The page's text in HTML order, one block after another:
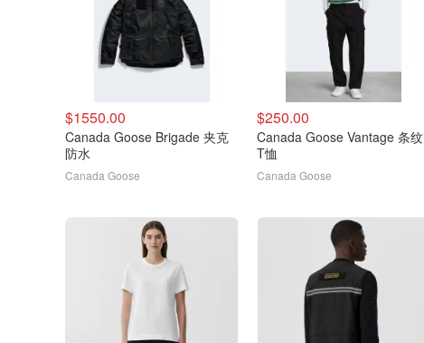
$1550.00
Canada Goose Brigade 夹克
防水
Canada Goose
$250.00
Canada Goose Vantage 条纹
T恤
Canada Goose